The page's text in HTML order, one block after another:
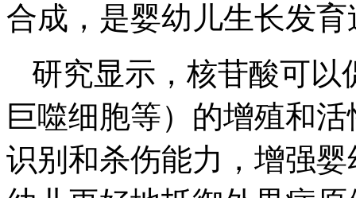
合成，是婴幼儿生长发
研究显示，核苷酸可以
巨噬细胞等）的增殖和
识别和杀伤能力，增强